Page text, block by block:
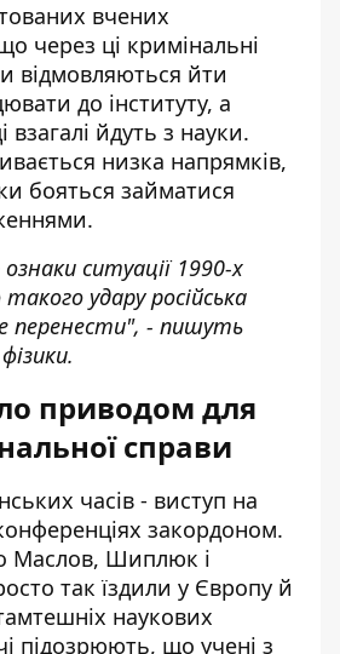
вчених
через ці кримінальні
відмовляються йти
до інституту, а
взагалі йдуть з науки.
низка напрямків,
бояться займатися
ситуації 1990-х
такого удару російська
перенести", - пишуть
приводом для
справи
часів - виступ на
закордоном.
Маслов, Шиплюк і
так їздили у Європу й
наукових
підозрюють, що учені з